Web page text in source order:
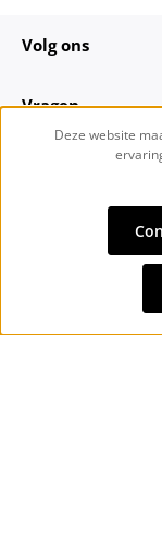
Volg ons
Vragen
Alle prijzen
Deze website